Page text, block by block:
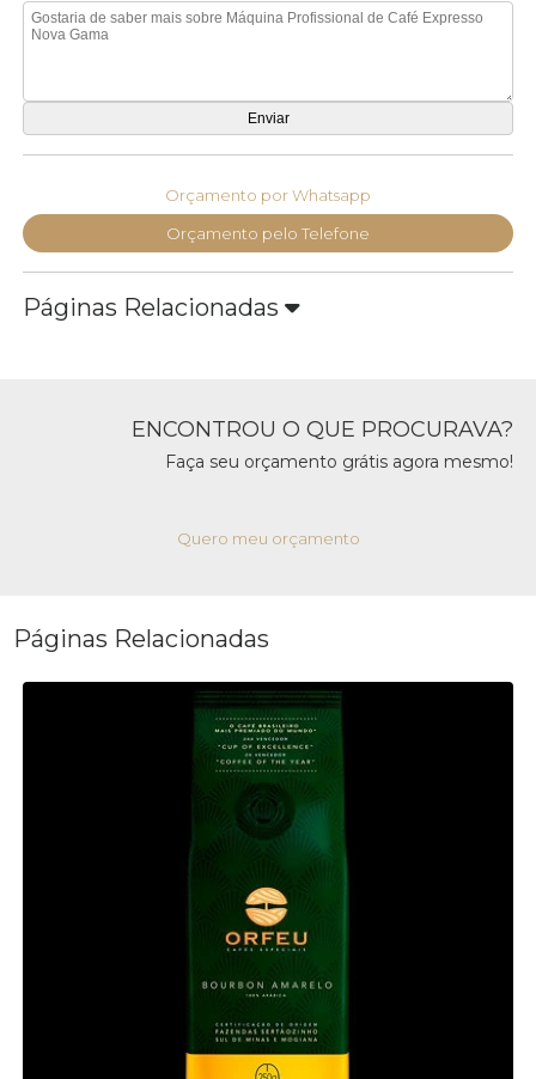
Orçamento por Whatsapp
Orçamento pelo Telefone
Páginas Relacionadas
ENCONTROU O QUE PROCURAVA?
Faça seu orçamento grátis agora mesmo!
Quero meu orçamento
Páginas Relacionadas